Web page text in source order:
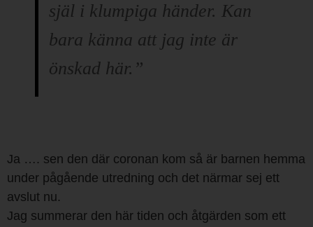
själ i klumpiga händer. Kan
bara känna att jag inte är
önskad här.”
Ja …. sen den där coronan kom så är barnen hemma
under pågående utredning och det närmar sej ett
avslut nu.
Jag summerar den här tiden och åtgärden som ett